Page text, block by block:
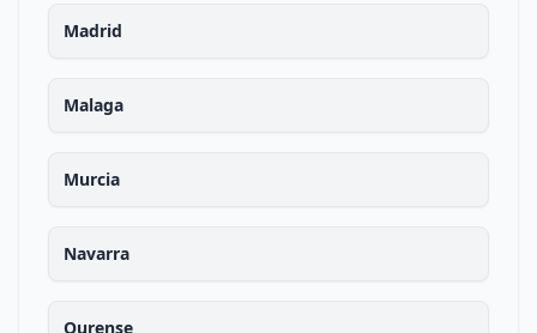
Madrid
Malaga
Murcia
Navarra
Ourense